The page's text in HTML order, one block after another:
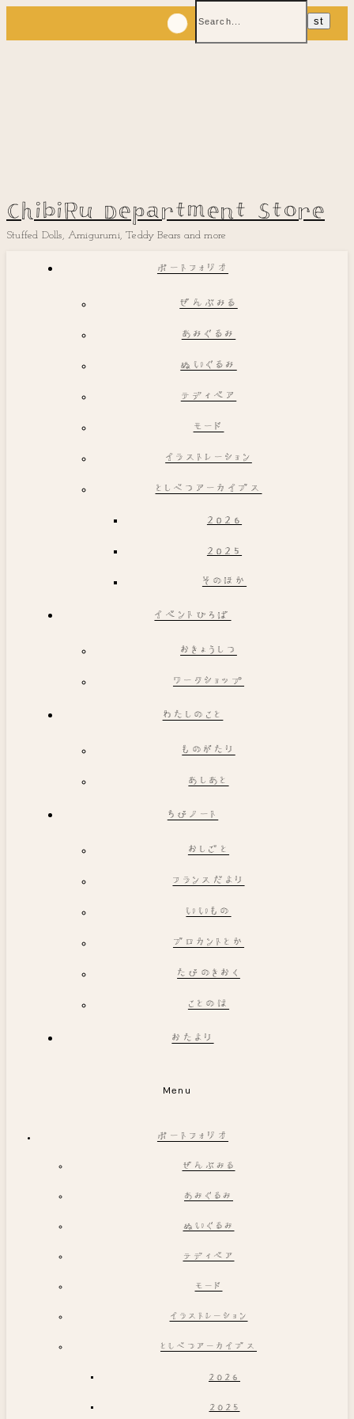
ChibiRu Department Store
Stuffed Dolls, Amigurumi, Teddy Bears and more
ポートフォリオ
ぜんぶみる
あみぐるみ
ぬいぐるみ
テディベア
モード
イラストレーション
としべつアーカイブス
2026
2025
そのほか
イベントひろば
おきょうしつ
ワークショップ
わたしのこと
ものがたり
あしあと
ちびノート
おしごと
フランスだより
いいもの
ブロカントとか
たびのきおく
ことのは
おたより
Menu
ポートフォリオ
ぜんぶみる
あみぐるみ
ぬいぐるみ
テディベア
モード
イラストレーション
としべつアーカイブス
2026
2025